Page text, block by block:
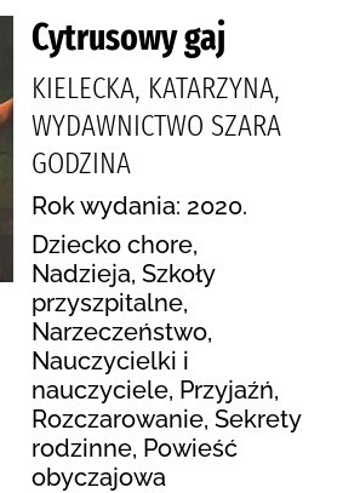
Cytrusowy gaj
KIELECKA, KATARZYNA,
WYDAWNICTWO SZARA
GODZINA
Rok wydania: 2020.
Dziecko chore,
Nadzieja, Szkoły
przyszpitalne,
Narzeczeństwo,
Nauczycielki i
nauczyciele, Przyjaźń,
Rozczarowanie, Sekrety
rodzinne, Powieść
obyczajowa